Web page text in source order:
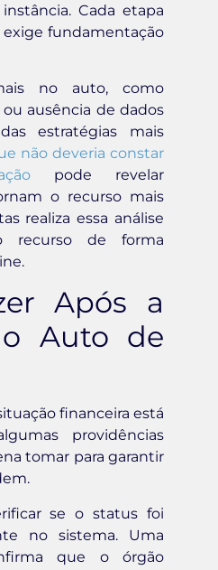
Cada etapa
fundamentação
no auto, como
ausência de dados
estratégias mais
não deveria constar
pode revelar
o recurso mais
realiza essa análise
recurso de forma
Após a
Auto de
financeira está
providências
tomar para garantir
se o status foi
no sistema. Uma
que o órgão